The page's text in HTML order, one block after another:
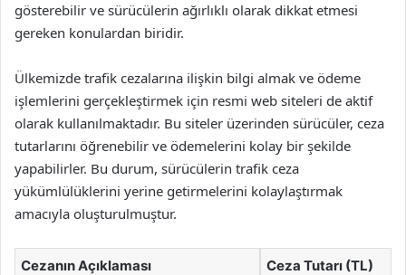
gösterebilir ve sürücülerin ağırlıklı olarak dikkat etmesi
gereken konulardan biridir.
Ülkemizde trafik cezalarına ilişkin bilgi almak ve ödeme
işlemlerini gerçekleştirmek için resmi web siteleri de aktif
olarak kullanılmaktadır. Bu siteler üzerinden sürücüler, ceza
tutarlarını öğrenebilir ve ödemelerini kolay bir şekilde
yapabilirler. Bu durum, sürücülerin trafik ceza
yükümlülüklerini yerine getirmelerini kolaylaştırmak
amacıyla oluşturulmuştur.
Cezanın Açıklaması Ceza Tutarı (TL)